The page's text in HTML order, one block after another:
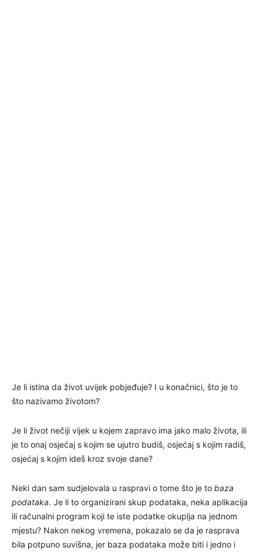
Je li istina da život uvijek pobjeđuje? I u konačnici, što je to
što nazivamo životom?
Je li život nečiji vijek u kojem zapravo ima jako malo života, ili
je to onaj osjećaj s kojim se ujutro budiš, osjećaj s kojim radiš,
osjećaj s kojim ideš kroz svoje dane?
Neki dan sam sudjelovala u raspravi o tome što je to baza
podataka. Je li to organizirani skup podataka, neka aplikacija
ili računalni program koji te iste podatke okuplja na jednom
mjestu? Nakon nekog vremena, pokazalo se da je rasprava
bila potpuno suvišna, jer baza podataka može biti i jedno i